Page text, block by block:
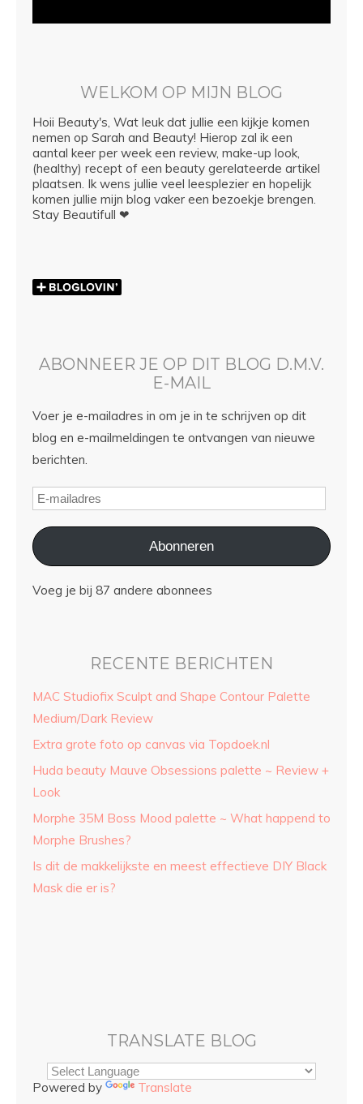
WELKOM OP MIJN BLOG
Hoii Beauty's, Wat leuk dat jullie een kijkje komen
nemen op Sarah and Beauty! Hierop zal ik een
aantal keer per week een review, make-up look,
(healthy) recept of een beauty gerelateerde artikel
plaatsen. Ik wens jullie veel leesplezier en hopelijk
komen jullie mijn blog vaker een bezoekje brengen.
Stay Beautifull ❤
ABONNEER JE OP DIT BLOG D.M.V.
E-MAIL
Voer je e-mailadres in om je in te schrijven op dit
blog en e-mailmeldingen te ontvangen van nieuwe
berichten.
Abonneren
Voeg je bij 87 andere abonnees
RECENTE BERICHTEN
MAC Studiofix Sculpt and Shape Contour Palette
Medium/Dark Review
Extra grote foto op canvas via Topdoek.nl
Huda beauty Mauve Obsessions palette ~ Review +
Look
Morphe 35M Boss Mood palette ~ What happend to
Morphe Brushes?
Is dit de makkelijkste en meest effectieve DIY Black
Mask die er is?
TRANSLATE BLOG
Powered by Translate